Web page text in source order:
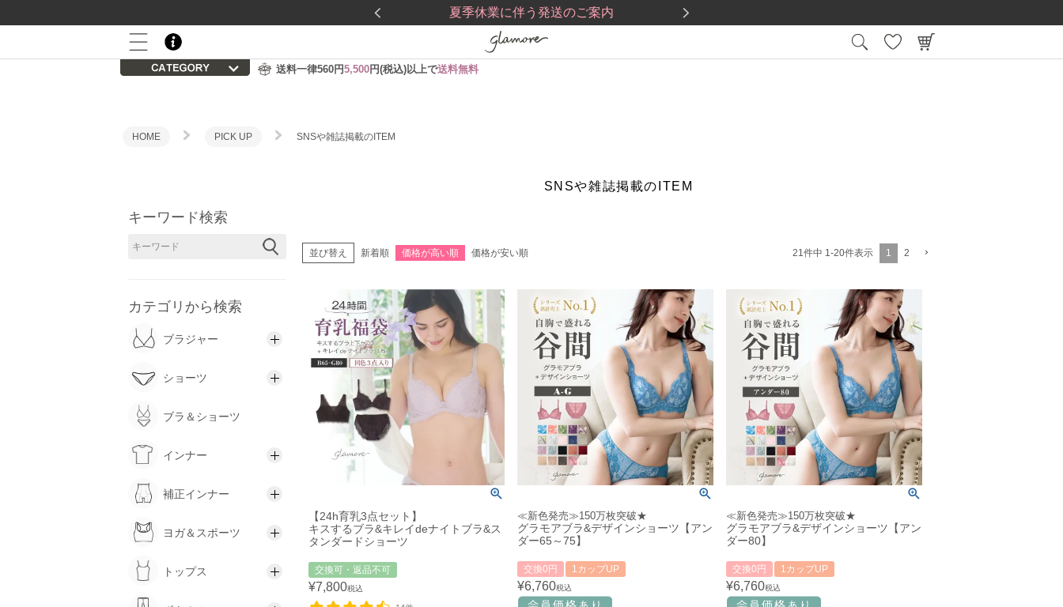
夏季休業に伴う発送のご案内
送料一律560円5,500円(税込)以上で送料無料
HOME PICK UP SNSや雑誌掲載のITEM
キーワード検索
カテゴリから検索
ブラジャー
ショーツ
ブラ＆ショーツ
インナー
補正インナー
ヨガ＆スポーツ
トップス
SNSや雑誌掲載のITEM
並び替え 新着順 価格が高い順 価格が安い順 21件中 1-20件表示 1 2
【24h育乳3点セット】
キスするブラ&キレイdeナイトブラ&ス
タンダードショーツ
交換可・返品不可
¥7,800税込
≪新色発売≫150万枚突破★
グラモアブラ&デザインショーツ【アン
ダー65～75】
交換0円 1カップUP
¥6,760税込
≪新色発売≫150万枚突破★
グラモアブラ&デザインショーツ【アン
ダー80】
交換0円 1カップUP
¥6,760税込